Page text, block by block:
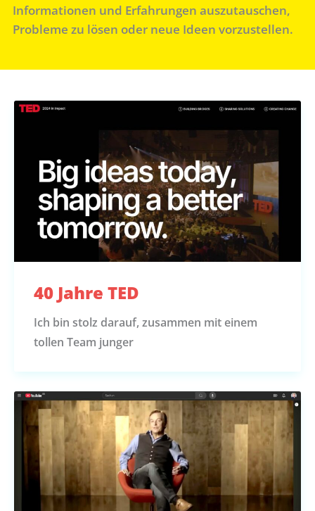
Informationen und Erfahrungen auszutauschen,
Probleme zu lösen oder neue Ideen vorzustellen.
40 Jahre TED
Ich bin stolz darauf, zusammen mit einem
tollen Team junger